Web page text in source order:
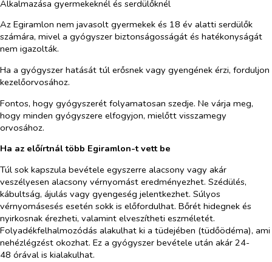
Alkalmazása gyermekeknél és serdülőknél
Az Egiramlon nem javasolt gyermekek és 18 év alatti serdülők
számára, mivel a gyógyszer biztonságosságát és hatékonyságát
nem igazolták.
Ha a gyógyszer hatását túl erősnek vagy gyengének érzi, forduljon
kezelőorvosához.
Fontos, hogy gyógyszerét folyamatosan szedje. Ne várja meg,
hogy minden gyógyszere elfogyjon, mielőtt visszamegy
orvosához.
Ha az előírtnál több Egiramlon-tvett be
Túl sok kapszula bevétele egyszerre alacsony vagy akár
veszélyesen alacsony vérnyomást eredményezhet. Szédülés,
kábultság, ájulás vagy gyengeség jelentkezhet. Súlyos
vérnyomásesés esetén sokk is előfordulhat. Bőrét hidegnek és
nyirkosnak érezheti, valamint elveszítheti eszméletét.
Folyadékfelhalmozódás alakulhat ki a tüdejében (tüdőödéma), ami
nehézlégzést okozhat. Ez a gyógyszer bevétele után akár 24-
48 órával is kialakulhat.